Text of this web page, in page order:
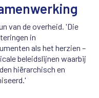
van de overheid. 'Die
in
als het herzien –
beleidslijnen waarbij
hiërarchisch en